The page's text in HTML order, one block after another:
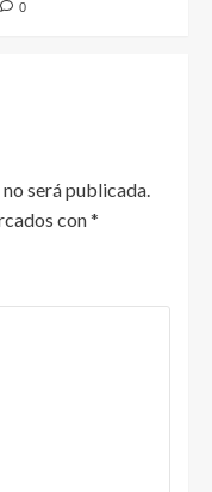
0
será publicada.
con*